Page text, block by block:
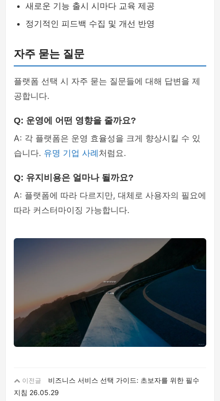
새로운 기능 출시 시마다 교육 제공
정기적인 피드백 수집 및 개선 반영
자주 묻는 질문
플랫폼 선택 시 자주 묻는 질문들에 대해 답변을 제
공합니다.
Q: 운영에 어떤 영향을 줄까요?
A: 각 플랫폼은 운영 효율성을 크게 향상시킬 수 있
습니다. 유명 기업 사례 처럼요.
Q: 유지비용은 얼마나 될까요?
A: 플랫폼에 따라 다르지만, 대체로 사용자의 필요에
따라 커스터마이징 가능합니다.
이전글
비즈니스 서비스 선택 가이드: 초보자를 위한 필수
지침 26.05.29